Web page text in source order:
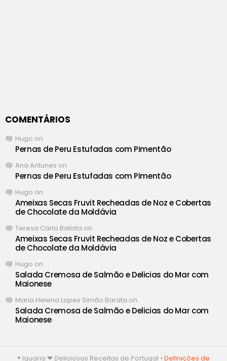
COMENTÁRIOS
Hugo on
Pernas de Peru Estufadas com Pimentão
Ana Antunes on
Pernas de Peru Estufadas com Pimentão
Hugo on
Ameixas Secas Fruvit Recheadas de Noz e Cobertas
de Chocolate da Moldávia
Teresa Carla Batista on
Ameixas Secas Fruvit Recheadas de Noz e Cobertas
de Chocolate da Moldávia
Hugo on
Salada Cremosa de Salmão e Delicias do Mar com
Maionese
Maria Helena Lopes Simão Barata on
Salada Cremosa de Salmão e Delicias do Mar com
Maionese
® Iguaria ❤ Deliciosas Receitas de Portugal • Definições de